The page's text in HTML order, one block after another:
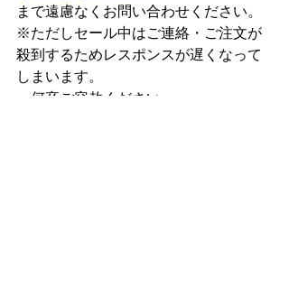
まで遠慮なくお問い合わせください。
※ただしセール中はご連絡・ご注文が
殺到するためレスポンスが遅くなって
しまいます。
何卒ご容赦ください。